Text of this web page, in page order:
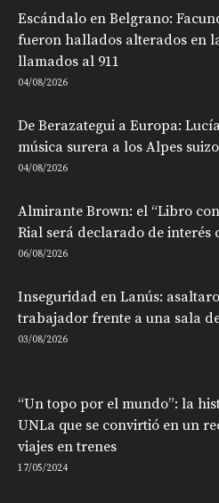
Escándalo en Belgrano:
fueron hallados alterados en
llamados al 911
04/08/2026
De Berazategui a Europa:
música surera a los Alpes
04/08/2026
Almirante Brown: el “Libro
Rial será declarado de interés
06/08/2026
Inseguridad en Lanús:
trabajador frente a una sala
03/08/2026
“Un topo por el mundo”: la
UNLa que se convirtió en un
viajes en trenes
17/05/2024